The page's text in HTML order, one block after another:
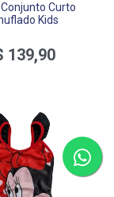
Curto
Kids
139,90